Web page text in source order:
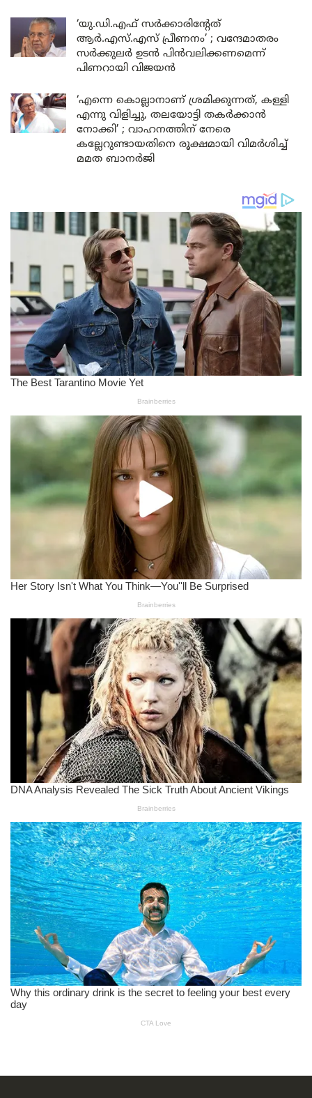
‘യു.ഡി.എഫ് സർക്കാരിന്റേത്
ആർ.എസ്.എസ് പ്രീണനം’ ; വന്ദേമാതരം
സർക്കുലർ ഉടൻ പിൻവലിക്കണമെന്ന്
പിണറായി വിജയൻ
‘എന്നെ കൊല്ലാനാണ് ശ്രമിക്കുന്നത്, കള്ളി
എന്നു വിളിച്ചു, തലയോട്ടി തകർക്കാൻ
നോക്കി’ ; വാഹനത്തിന് നേരെ
കല്ലേറുണ്ടായതിനെ രൂക്ഷമായി വിമർശിച്ച്
മമത ബാനർജി